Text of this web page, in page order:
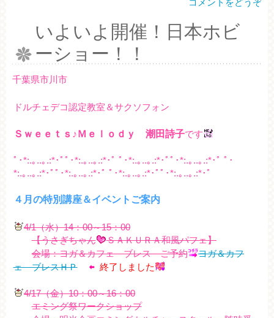
いよいよ開催！日本ホビ
ーショー！！
千葉県市川市
ドルチェデコ認定教室＆サクソフォン
Ｓｗｅｅｔｓ♪Ｍｅｌｏｄｙ 潮田詩子です
ﾟ･*:.｡..｡.:*･ﾟﾟ･*:.｡..｡.:*･ﾟ ﾟ･*:.｡..｡.:*･ﾟﾟ･*:.｡..｡.:*･ﾟ ﾟ･
*:.｡..｡.:*･ﾟﾟ･*:.｡..｡.:*･ﾟ ﾟ･*:.｡..｡.:*･ﾟﾟ･*:.｡..｡.:*･ﾟ
４月の特別講座＆イベントご案内
4/1（水）14：00～15：00
【うさぎちゃん
ＳＡＫＵＲＡ和風パフェ】
会場：ヨガ＆カフェ ブレス ご予約
ヨガ＆カフ
ェ ブレスＨＰ
終了しました
4/17（金）10：00～16：00
エミング祭ワークショップ